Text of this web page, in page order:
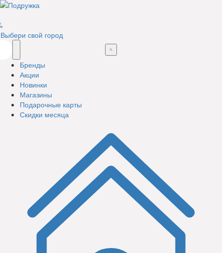
Выбери свой город
Бренды
Акции
Новинки
Магазины
Подарочные карты
Скидки месяца